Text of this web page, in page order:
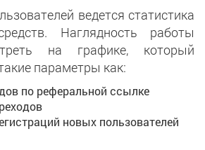
ведется статистика
Наглядность работы
на графике, который
параметры как:
по реферальной ссылке
новых пользователей